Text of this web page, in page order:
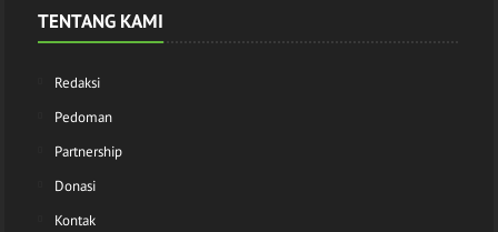
TENTANG KAMI
Redaksi
Pedoman
Partnership
Donasi
Kontak